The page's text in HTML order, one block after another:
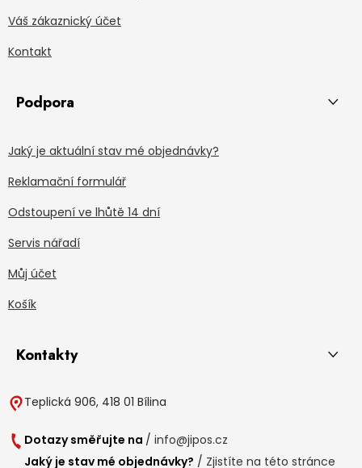
Váš zákaznický účet
Kontakt
Podpora
Jaký je aktuální stav mé objednávky?
Reklamační formulář
Odstoupení ve lhůtě 14 dní
Servis nářadí
Můj účet
Košík
Kontakty
Teplická 906, 418 01 Bílina
Dotazy směřujte na / info@jipos.cz
Jaký je stav mé objednávky? / Zjistíte na této stránce